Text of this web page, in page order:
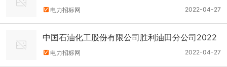
年4月江汉涪陵收发球筒橇收发球筒撬招标公告
2022-04-27
电力招标网
中国石油化工股份有限公司胜利油田分公司2022
年胜利油田工艺阀门（非系列化）框架协议招标采
2022-04-27
电力招标网